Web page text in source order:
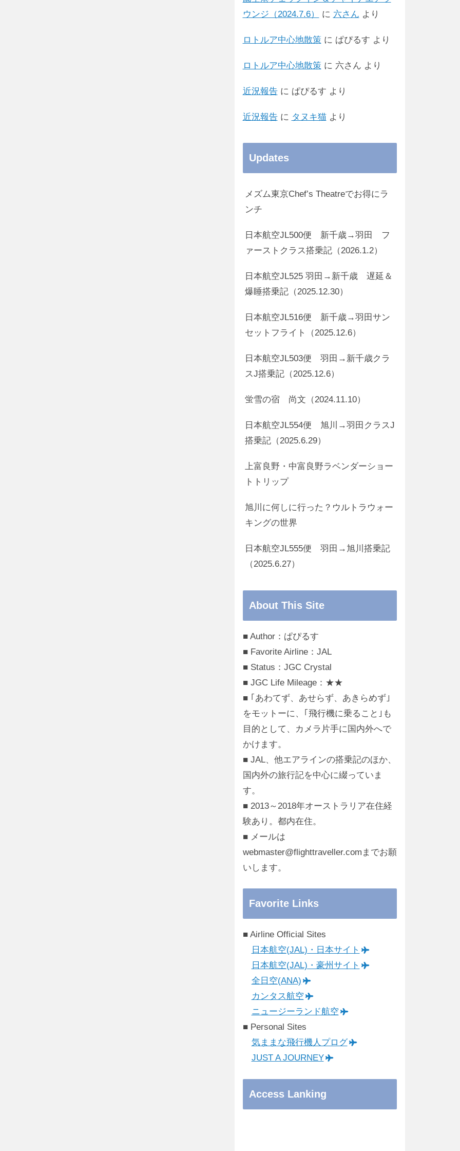
ウンジ（2024.7.6）
に 六さん より
ロトルア中心地散策 に ぱぴるす より
ロトルア中心地散策 に 六さん より
近況報告に ぱぴるす より
近況報告に タヌキ猫より
Updates
メズム東京Chef’s Theatreでお得にラ
ンチ
日本航空JL500便 新千歳→羽田 フ
ァーストクラス搭乗記（2026.1.2）
日本航空JL525 羽田→新千歳 遅延＆
爆睡搭乗記（2025.12.30）
日本航空JL516便 新千歳→羽田サン
セットフライト（2025.12.6）
日本航空JL503便 羽田→新千歳クラ
スJ搭乗記（2025.12.6）
蛍雪の宿 尚文（2024.11.10）
日本航空JL554便 旭川→羽田クラスJ
搭乗記（2025.6.29）
上富良野・中富良野ラベンダーショー
トトリップ
旭川に何しに行った？ウルトラウォー
キングの世界
日本航空JL555便 羽田→旭川搭乗記
（2025.6.27）
About This Site
■ Author：ぱぴるす
■ Favorite Airline：JAL
■ Status：JGC Crystal
■ JGC Life Mileage：★★
■ ｢あわてず、あせらず、あきらめず｣
をモットーに、｢飛行機に乗ること｣も
目的として、カメラ片手に国内外へで
かけます。
■ JAL、他エアラインの搭乗記のほか、
国内外の旅行記を中心に綴っていま
す。
■ 2013～2018年オーストラリア在住経
験あり。都内在住。
■ メールは
webmaster@flighttraveller.comまでお願
いします。
Favorite Links
■ Airline Official Sites
日本航空(JAL)・日本サイト
日本航空(JAL)・豪州サイト
全日空(ANA)
カンタス航空
ニュージーランド航空
■ Personal Sites
気ままな飛行機人プログ
JUST A JOURNEY
Access Lanking